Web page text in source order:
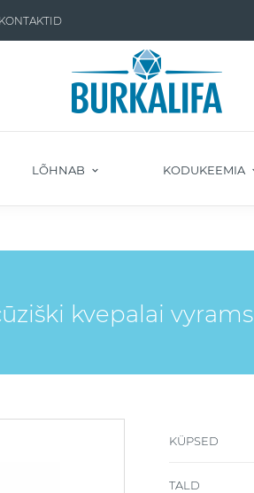
KONTAKTID
LÕHNAB KODUKEEMIA
kvepalai vyrams
KÜPSED
TALD